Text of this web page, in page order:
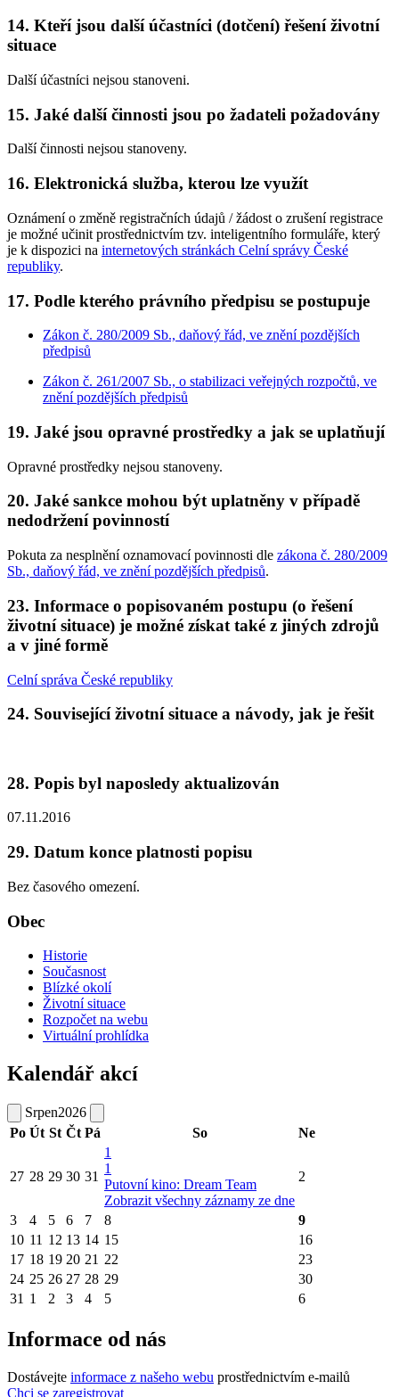
14. Kteří jsou další účastníci (dotčení) řešení životní
situace
Další účastníci nejsou stanoveni.
15. Jaké další činnosti jsou po žadateli požadovány
Další činnosti nejsou stanoveny.
16. Elektronická služba, kterou lze využít
Oznámení o změně registračních údajů / žádost o zrušení registrace
je možné učinit prostřednictvím tzv. inteligentního formuláře, který
je k dispozici na internetových stránkách Celní správy České
republiky.
17. Podle kterého právního předpisu se postupuje
Zákon č. 280/2009 Sb., daňový řád, ve znění pozdějších
předpisů
Zákon č. 261/2007 Sb., o stabilizaci veřejných rozpočtů, ve
znění pozdějších předpisů
19. Jaké jsou opravné prostředky a jak se uplatňují
Opravné prostředky nejsou stanoveny.
20. Jaké sankce mohou být uplatněny v případě
nedodržení povinností
Pokuta za nesplnění oznamovací povinnosti dle zákona č. 280/2009
Sb., daňový řád, ve znění pozdějších předpisů.
23. Informace o popisovaném postupu (o řešení
životní situace) je možné získat také z jiných zdrojů
a v jiné formě
Celní správa České republiky
24. Související životní situace a návody, jak je řešit
28. Popis byl naposledy aktualizován
07.11.2016
29. Datum konce platnosti popisu
Bez časového omezení.
Obec
Historie
Současnost
Blízké okolí
Životní situace
Rozpočet na webu
Virtuální prohlídka
Kalendář akcí
Srpen2026
Po Út St Čt Pá So Ne
27 28 29 30 31
1
1
Putovní kino: Dream Team
Zobrazit všechny záznamy ze dne
2
3 4 5 6 7 8
9
10 11 12 13 14 15
16
17 18 19 20 21 22
23
24 25 26 27 28 29
30
31 1 2 3 4 5 6
Informace od nás
Dostávejte informace z našeho webu prostřednictvím e-mailů
Chci se zaregistrovat